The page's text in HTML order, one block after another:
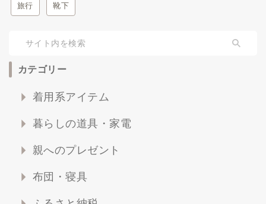
旅行 靴下
カテゴリー
着用系アイテム
暮らしの道具・家電
親へのプレゼント
布団・寝具